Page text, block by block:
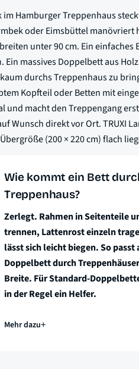
Hamburger Treppenhaus
oder Eimsbüttel manövriert
unter 90 cm. Ein einfaches
massives Doppelbett aus
durchs Treppenhaus zu
Kopfteil oder Betten mit
macht den Treppengang
direkt vor Ort. TRUXI
(200 × 220 cm) flach
Wie kommt ein Bett
Treppenhaus?
Zerlegt. Rahmen in Seitenteile
trennen, Lattenrost einzeln
lässt sich leicht biegen. So passt
Doppelbett durch
Breite. Für Standard-
in der Regel ein Helfer.
Mehr dazu